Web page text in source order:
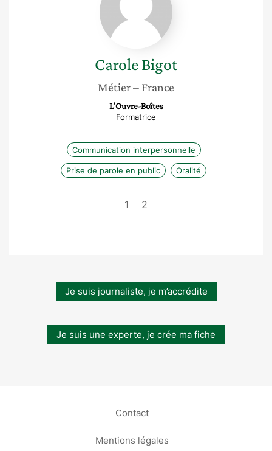
CaroleBigot
Métier– France
L’Ouvre-Boîtes
Formatrice
Communication interpersonnelle
Prise de parole en public Oralité
1 2
Je suis journaliste, je m’accrédite
Je suis une experte, je crée ma fiche
Contact
Mentions légales